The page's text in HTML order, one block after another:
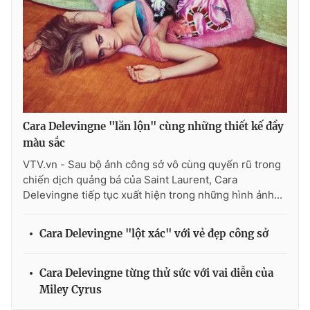
Photo Infographic
Video Shorts video
VTV Money VTV Thể thao
VTV Sức khoẻ
Thị trường 24h Tấm lòng Việt
VTV8
Cara Delevingne "lăn lộn" cùng những thiết kế đầy
màu sắc
VTV.vn - Sau bộ ảnh công sở vô cùng quyến rũ trong
chiến dịch quảng bá của Saint Laurent, Cara
Delevingne tiếp tục xuất hiện trong những hình ảnh...
Cara Delevingne "lột xác" với vẻ đẹp công sở
Cara Delevingne từng thử sức với vai diễn của
Miley Cyrus